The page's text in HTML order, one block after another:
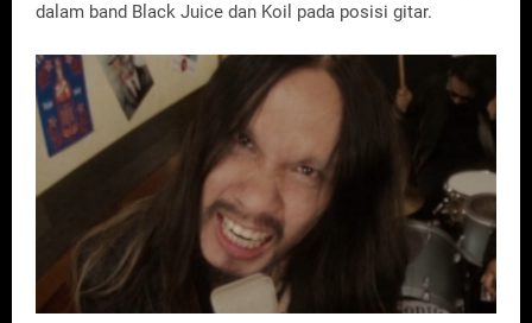
dalam band Black Juice dan Koil pada posisi gitar.